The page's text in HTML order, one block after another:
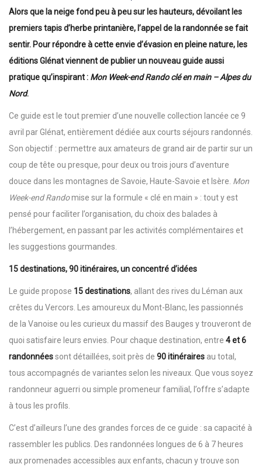
Alors que la neige fond peu à peu sur les hauteurs, dévoilant les
premiers tapis d’herbe printanière, l’appel de la randonnée se fait
sentir. Pour répondre à cette envie d’évasion en pleine nature, les
éditions Glénat viennent de publier un nouveau guide aussi
pratique qu’inspirant : Mon Week-end Rando clé en main – Alpes du
Nord.
Ce guide est le tout premier d’une nouvelle collection lancée ce 9
avril par Glénat, entièrement dédiée aux courts séjours randonnés.
Son objectif : permettre aux amateurs de grand air de partir sur un
coup de tête ou presque, pour deux ou trois jours d’aventure
douce dans les montagnes de Savoie, Haute-Savoie et Isère. Mon
Week-end Randomise sur la formule « clé en main » : tout y est
pensé pour faciliter l’organisation, du choix des balades à
l’hébergement, en passant par les activités complémentaires et
les suggestions gourmandes.
15 destinations, 90 itinéraires, un concentré d’idées
Le guide propose 15 destinations, allant des rives du Léman aux
crêtes du Vercors. Les amoureux du Mont-Blanc, les passionnés
de la Vanoise ou les curieux du massif des Bauges y trouveront de
quoi satisfaire leurs envies. Pour chaque destination, entre 4 et 6
randonnéessont détaillées, soit près de 90 itinéraires au total,
tous accompagnés de variantes selon les niveaux. Que vous soyez
randonneur aguerri ou simple promeneur familial, l’offre s’adapte
à tous les profils.
C’est d’ailleurs l’une des grandes forces de ce guide : sa capacité à
rassembler les publics. Des randonnées longues de 6 à 7 heures
aux promenades accessibles aux enfants, chacun y trouve son